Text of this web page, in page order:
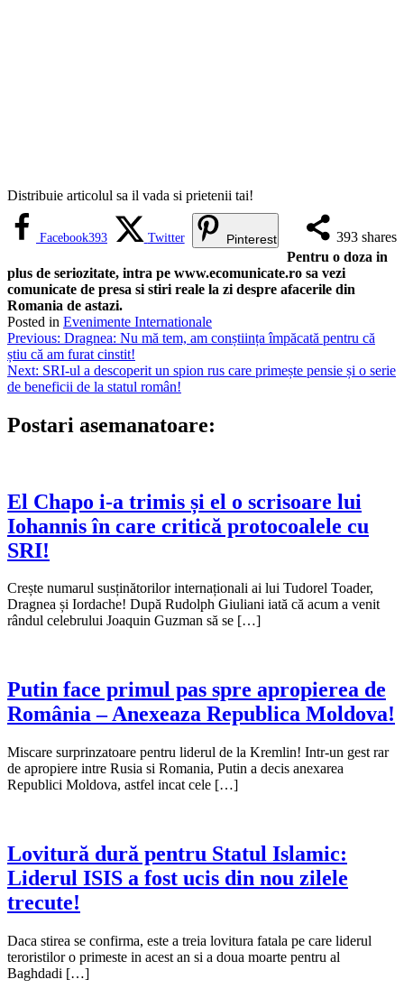
Distribuie articolul sa il vada si prietenii tai!
393 shares
Facebook393 Twitter Pinterest
Pentru o doza in
plus de seriozitate, intra pe www.ecomunicate.ro sa vezi
comunicate de presa si stiri reale la zi despre afacerile din
Romania de astazi.
Posted in Evenimente Internationale
Navigare
în
articole
Previous: Dragnea: Nu mă tem, am conștiința împăcată pentru că
știu că am furat cinstit!
Next: SRI-ul a descoperit un spion rus care primește pensie și o serie
de beneficii de la statul român!
Postari asemanatoare:
El Chapo i-a trimis și el o scrisoare lui
Iohannis în care critică protocoalele cu
SRI!
Crește numarul susținătorilor internaționali ai lui Tudorel Toader,
Dragnea și Iordache! După Rudolph Giuliani iată că acum a venit
rândul celebrului Joaquin Guzman să se […]
Putin face primul pas spre apropierea de
România – Anexeaza Republica Moldova!
Miscare surprinzatoare pentru liderul de la Kremlin! Intr-un gest rar
de apropiere intre Rusia si Romania, Putin a decis anexarea
Republici Moldova, astfel incat cele […]
Lovitură dură pentru Statul Islamic:
Liderul ISIS a fost ucis din nou zilele
trecute!
Daca stirea se confirma, este a treia lovitura fatala pe care liderul
teroristilor o primeste in acest an si a doua moarte pentru al
Baghdadi […]